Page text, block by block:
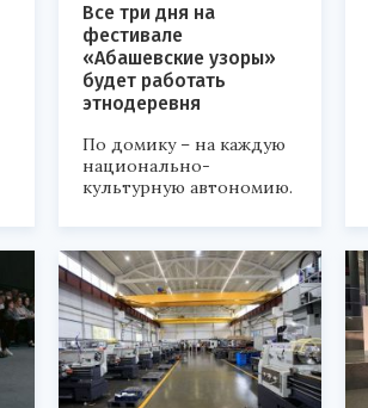
Все три дня на
фестивале
«Абашевские узоры»
будет работать
этнодеревня
По домику – на каждую
национально-
культурную автономию.